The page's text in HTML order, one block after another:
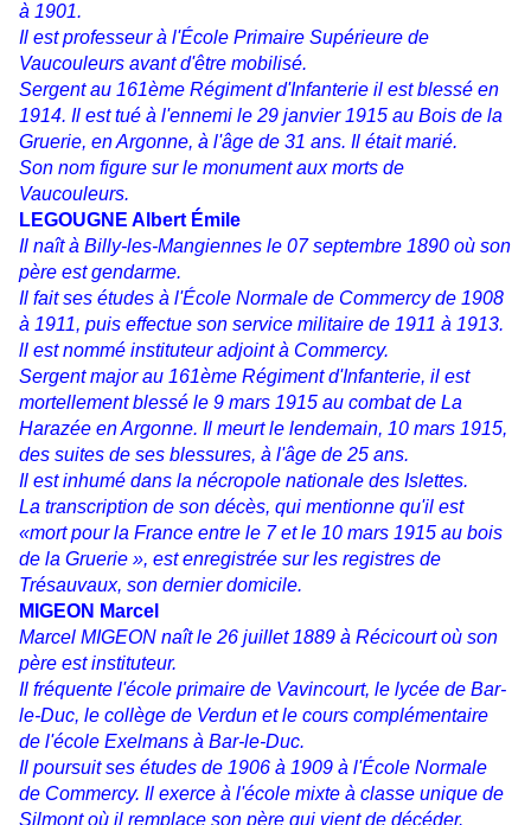
à 1901.
Il est professeur à l'École Primaire Supérieure de
Vaucouleurs avant d'être mobilisé.
Sergent au 161ème Régiment d'Infanterie il est blessé en
1914. Il est tué à l'ennemi le 29 janvier 1915 au Bois de la
Gruerie, en Argonne, à l'âge de 31 ans. Il était marié.
Son nom figure sur le monument aux morts de
Vaucouleurs.
LEGOUGNE Albert Émile
Il naît à Billy-les-Mangiennes le 07 septembre 1890 où son
père est gendarme.
Il fait ses études à l'École Normale de Commercy de 1908
à 1911, puis effectue son service militaire de 1911 à 1913.
ll est nommé instituteur adjoint à Commercy.
Sergent major au 161ème Régiment d'Infanterie, il est
mortellement blessé le 9 mars 1915 au combat de La
Harazée en Argonne. Il meurt le lendemain, 10 mars 1915,
des suites de ses blessures, à l'âge de 25 ans.
Il est inhumé dans la nécropole nationale des Islettes.
La transcription de son décès, qui mentionne qu'il est
«mort pour la France entre le 7 et le 10 mars 1915 au bois
de la Gruerie », est enregistrée sur les registres de
Trésauvaux, son dernier domicile.
MIGEON Marcel
Marcel MIGEON naît le 26 juillet 1889 à Récicourt où son
père est instituteur.
Il fréquente l'école primaire de Vavincourt, le lycée de Bar-
le-Duc, le collège de Verdun et le cours complémentaire
de l'école Exelmans à Bar-le-Duc.
Il poursuit ses études de 1906 à 1909 à l'École Normale
de Commercy. Il exerce à l'école mixte à classe unique de
Silmont où il remplace son père qui vient de décéder.